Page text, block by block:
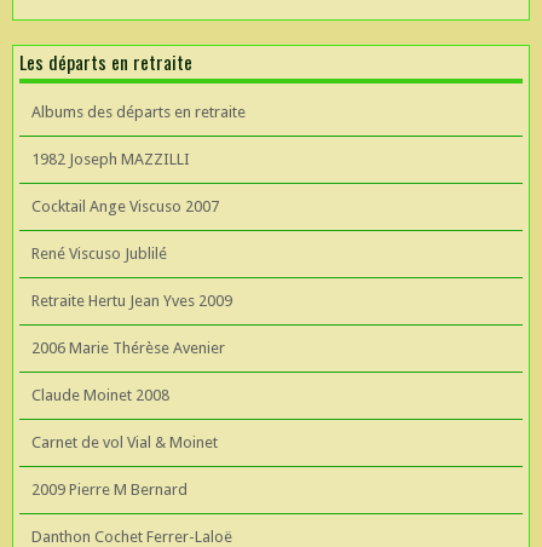
Les départs en retraite
Albums des départs en retraite
1982 Joseph MAZZILLI
Cocktail Ange Viscuso 2007
René Viscuso Jublilé
Retraite Hertu Jean Yves 2009
2006 Marie Thérèse Avenier
Claude Moinet 2008
Carnet de vol Vial & Moinet
2009 Pierre M Bernard
Danthon Cochet Ferrer-Laloë